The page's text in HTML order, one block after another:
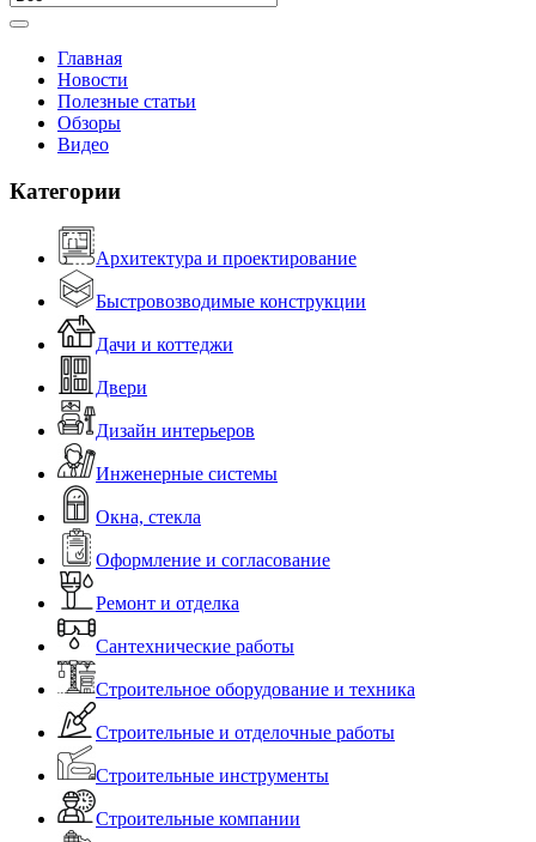
Главная
Новости
Полезные статьи
Обзоры
Видео
Категории
Архитектура и проектирование
Быстровозводимые конструкции
Дачи и коттеджи
Двери
Дизайн интерьеров
Инженерные системы
Окна, стекла
Оформление и согласование
Ремонт и отделка
Сантехнические работы
Строительное оборудование и техника
Строительные и отделочные работы
Строительные инструменты
Строительные компании